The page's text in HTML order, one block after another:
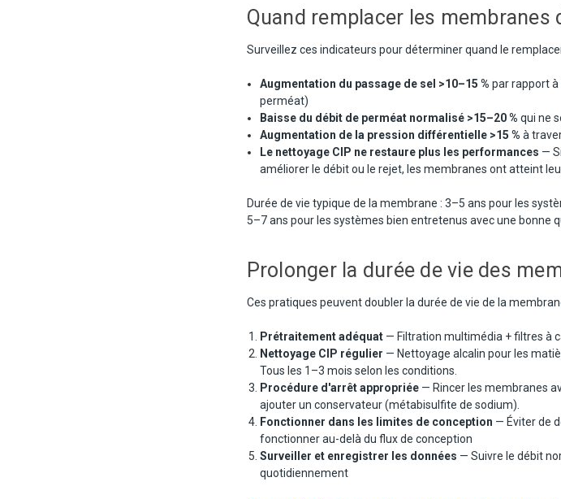
Quand remplacer les membranes
Surveillez ces indicateurs pour déterminer quand le
Augmentation du passage de sel >10–15 % par rapport à
perméat)
Baisse du débit de perméat normalisé >15–20 % qui ne
Augmentation de la pression différentielle >15 % à
Le nettoyage CIP ne restaure plus les performances —
améliorer le débit ou le rejet, les membranes ont atteint
Durée de vie typique de la membrane : 3–5 ans pour les
5–7 ans pour les systèmes bien entretenus avec une bonne
Prolonger la durée de vie des
Ces pratiques peuvent doubler la durée de vie de la
Prétraitement adéquat— Filtration multimédia + filtres à
Nettoyage CIP régulier — Nettoyage alcalin pour les
Tous les 1–3 mois selon les conditions.
Procédure d'arrêt appropriée— Rincer les membranes
ajouter un conservateur (métabisulfite de sodium).
Fonctionner dans les limites de conception — Éviter de
fonctionner au-delà du flux de conception
Surveiller et enregistrer les données — Suivre le débit
quotidiennement